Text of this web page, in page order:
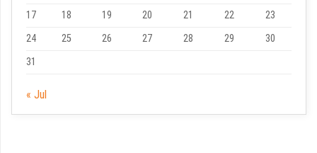
17
18 19 20 21 22
23
24
25 26 27 28 29
30
31
« Jul